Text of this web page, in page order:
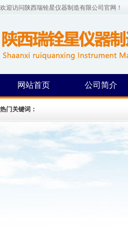
欢迎访问陕西瑞铨星仪器制造有限公司官网！
网站首页 公司简介
热门关键词：